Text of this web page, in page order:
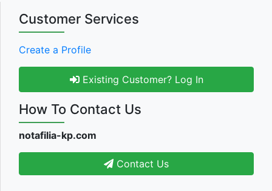
Customer Services
Create a Profile
Existing Customer? Log In
How To Contact Us
notafilia-kp.com
Contact Us